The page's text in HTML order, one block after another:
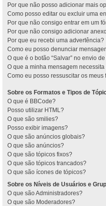
Por que não posso adicionar mais
Como posso editar ou excluir uma
Por que não consigo entrar em um
Por que não consigo adicionar
Por que eu recebi uma advertência?
Como eu posso denunciar
O que é o botão “Salvar” no envio
O que a minha mensagem
Como eu posso ressuscitar os meus
Sobre os Formatos e Tipos de
O que é BBCode?
Posso utilizar HTML?
O que são smilies?
Posso exibir imagens?
O que são anúncios globais?
O que são anúncios?
O que são tópicos fixos?
O que são tópicos trancados?
O que são ícones de tópicos?
Sobre os Níveis de Usuários e
O que são Administradores?
O que são Moderadores?